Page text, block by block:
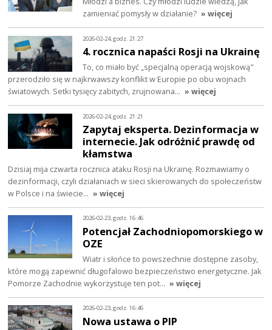
zamieniać pomysły w działanie? » więcej
2026-02-24, godz. 21:27
4. rocznica napaści Rosji na Ukrainę
To, co miało być „specjalną operacją wojskową"
przerodziło się w najkrwawszy konflikt w Europie po obu wojnach
światowych. Setki tysięcy zabitych, zrujnowana… » więcej
2026-02-24, godz. 21:21
Zapytaj eksperta. Dezinformacja w
internecie. Jak odróżnić prawdę od
kłamstwa
Dzisiaj mija czwarta rocznica ataku Rosji na Ukrainę. Rozmawiamy o
dezinformacji, czyli działaniach w sieci skierowanych do społeczeństw
w Polsce i na świecie… » więcej
2026-02-23, godz. 16:46
Potencjał Zachodniopomorskiego w
OZE
Wiatr i słońce to powszechnie dostępne zasoby,
które mogą zapewnić długofalowo bezpieczeństwo energetyczne. Jak
Pomorze Zachodnie wykorzystuje ten pot… » więcej
2026-02-23, godz. 16:46
Nowa ustawa o PIP